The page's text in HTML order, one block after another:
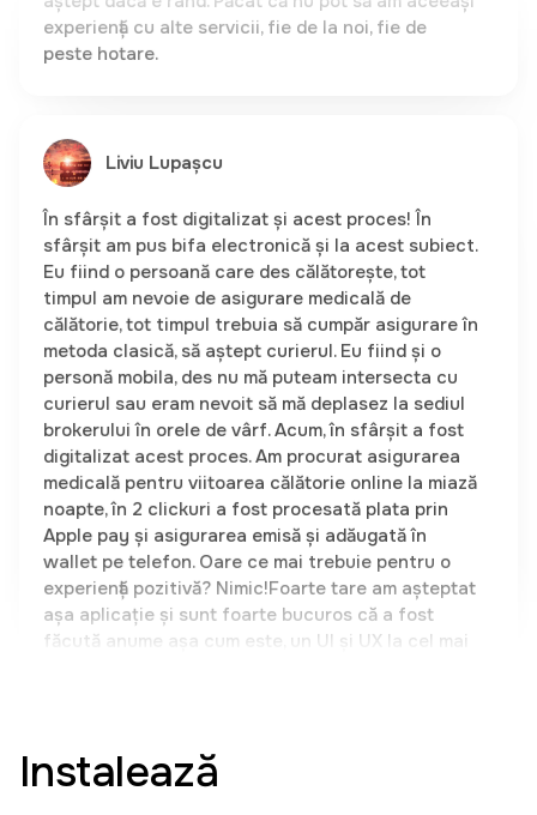
În sfârșit a fost digitalizat și acest proces! În
sfârșit am pus bifa electronică și la acest subiect.
timpul am nevoie de asigurare medicală de
călătorie, tot timpul trebuia să cumpăr asigurare în
metoda clasică, să aștept curierul. Eu fiind și o
personă mobila, des nu mă puteam intersecta cu
curierul sau eram nevoit să mă deplasez la sediul
brokerului în orele de vârf. Acum, în sfârșit a fost
digitalizat acest proces. Am procurat asigurarea
medicală pentru viitoarea călătorie online la miază
noapte, în 2 clickuri a fost procesată plata prin
Apple pay și asigurarea emisă și adăugată în
wallet pe telefon. Oare ce mai trebuie pentru o
experiență pozitivă? Nimic!Foarte tare am așteptat
așa aplicație și sunt foarte bucuros că a fost
făcută anume așa cum este, un UI și UX la cel mai
înalt nivel. Un produs autohton demn de mândrie.
Aplicația este foarte ușor de folosit. Totul este
clar și doar în cateva clickuri am putut sa cumpar
Instalează